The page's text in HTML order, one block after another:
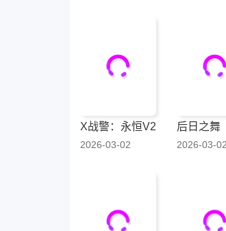
X战警：永恒V2
2026-03-02
后日之舞
2026-03-02